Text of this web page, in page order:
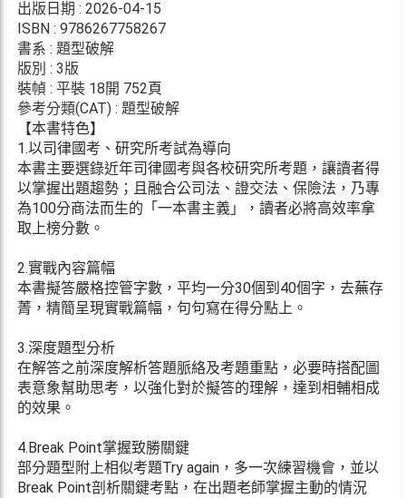
出版日期 : 2026-04-15
ISBN : 9786267758267
書系 : 題型破解
版別 : 3版
裝幀 : 平裝 18開 752頁
參考分類(CAT) : 題型破解
【本書特色】
1.以司律國考、研究所考試為導向
本書主要選錄近年司律國考與各校研究所考題，讓讀者得
以掌握出題趨勢；且融合公司法、證交法、保險法，乃專
為100分商法而生的「一本書主義」，讀者必將高效率拿
取上榜分數。
2.實戰內容篇幅
本書擬答嚴格控管字數，平均一分30個到40個字，去蕪存
菁，精簡呈現實戰篇幅，句句寫在得分點上。
3.深度題型分析
在解答之前深度解析答題脈絡及考題重點，必要時搭配圖
表意象幫助思考，以強化對於擬答的理解，達到相輔相成
的效果。
4.Break Point掌握致勝關鍵
部分題型附上相似考題Try again，多一次練習機會，並以
Break Point剖析關鍵考點，在出題老師掌握主動的情況